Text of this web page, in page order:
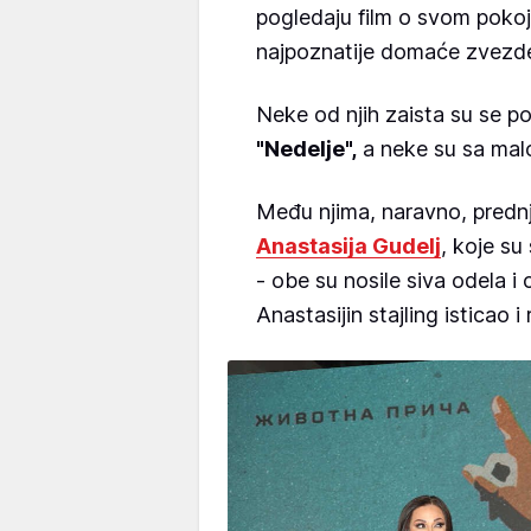
pogledaju film o svom
najpoznatije domaće
Neke od njih zaista su se
"Nedelje", a neke su sa
Među njima, naravno,
Anastasija Gudelj, koje su
- obe su nosile siva odela i
Anastasijin stajling isticao i